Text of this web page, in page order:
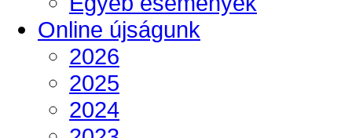
Online újságunk
2026
2025
2024